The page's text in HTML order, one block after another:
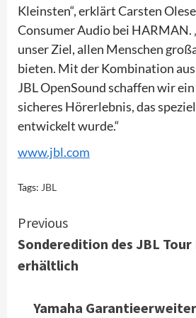
Kleinsten“, erklärt Carsten
Consumer Audio bei HARMAN.
unser Ziel, allen Menschen
bieten. Mit der Kombination aus
JBL OpenSound schaffen wir
sicheres Hörerlebnis, das
entwickelt wurde.“
www.jbl.com
Tags: JBL
Continue
Reading
Previous
Sonderedition des JBL Tour
erhältlich
Yamaha